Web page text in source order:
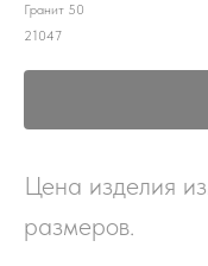
Гранит 50
21047
Цена изделия
размеров.